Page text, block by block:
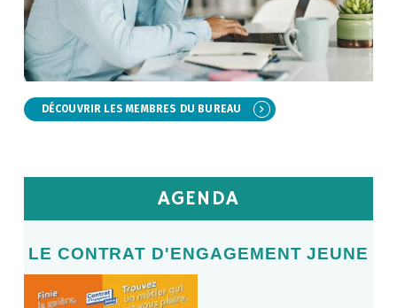
DÉCOUVRIR LES MEMBRES DU BUREAU
AGENDA
LE CONTRAT D'ENGAGEMENT JEUNE